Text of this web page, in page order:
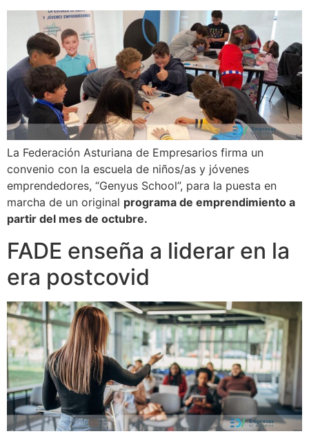
La Federación Asturiana de Empresarios firma un
convenio con la escuela de niños/as y jóvenes
emprendedores, “Genyus School”, para la puesta en
marcha de un original programa de emprendimiento a
partir del mes de octubre.
FADE enseña a liderar en la
era postcovid